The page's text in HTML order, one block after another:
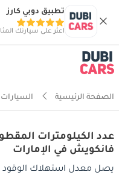
تطبيق دوبي كارز
اعثر على سيارتك
الصفحة الرئيسية السيارات
عدد الكيلومترات
فانكويش في الإمارات